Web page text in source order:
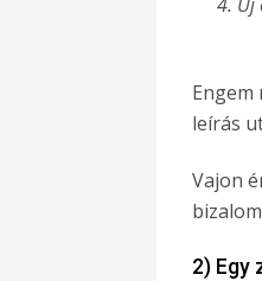
4. Új
leírás
Vajon
2) Egy